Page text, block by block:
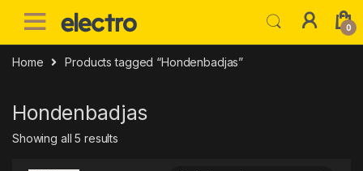
0
Home Products tagged “Hondenbadjas”
Hondenbadjas
Showing all 5 results